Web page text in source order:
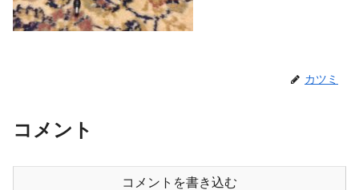
カツミ
コメント
コメントを書き込む